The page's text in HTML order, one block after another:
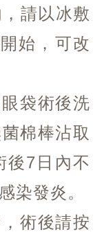
請以冰敷
始，可改
袋術後洗
棉棒沾取
後7日內不
染發炎。
術後請按